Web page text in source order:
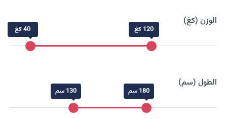
الوزن (كغ)
40 كغ 120 كغ
الطول (سم)
130 سم 180 سم